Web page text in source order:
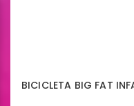
BICICLETA BIG FAT